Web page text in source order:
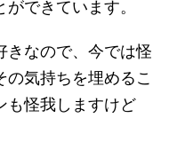
できています。
きなので、今では怪
気持ちを埋めるこ
も怪我しますけど